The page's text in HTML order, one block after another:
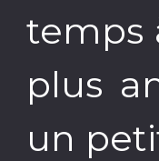
temps
plus
un